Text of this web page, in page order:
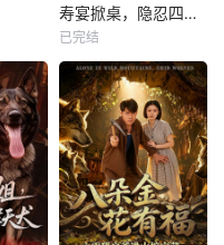
寿宴掀桌，隐忍四年我封神
已完结